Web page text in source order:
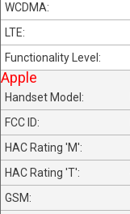
Apple